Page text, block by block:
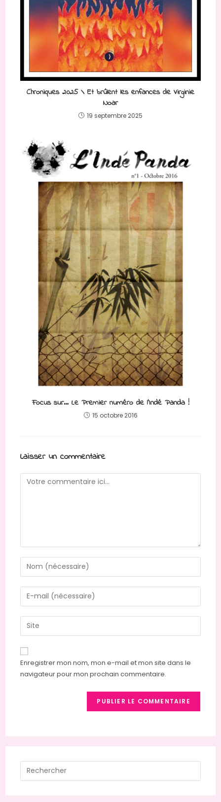
Chroniques 2025 \ Et brûlent les enfances de Virginie
Noar
19 septembre 2025
Focus sur… Le Premier numéro de l’Indé Panda !
15 octobre 2016
Laisser un commentaire
Comment
Enter
your
name
or
to
comment
Enter
your
email
address
comment
Saisir
l’URL
de
votre
site
Enregistrer mon nom, mon e-mail et mon site dans le
navigateur pour mon prochain commentaire.